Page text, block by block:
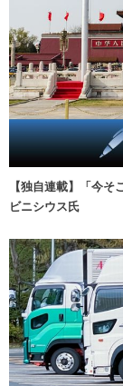
【独自連載】「今
ビニシウス氏